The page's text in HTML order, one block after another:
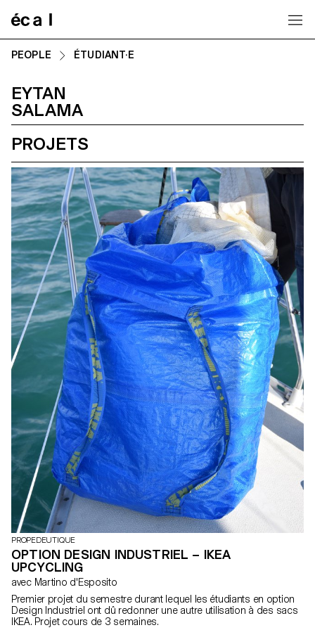
PEOPLE ÉTUDIANT·E
EYTAN
SALAMA
PROJETS
PROPEDEUTIQUE
OPTION DESIGN INDUSTRIEL – IKEA
UPCYCLING
avec Martino d'Esposito
Premier projet du semestre durant lequel les étudiants en option
Design Industriel ont dû redonner une autre utilisation à des sacs
IKEA. Projet cours de 3 semaines.